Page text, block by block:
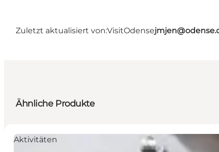
Zuletzt aktualisiert von:VisitOdense
Ähnliche Produkte
Aktivitäten